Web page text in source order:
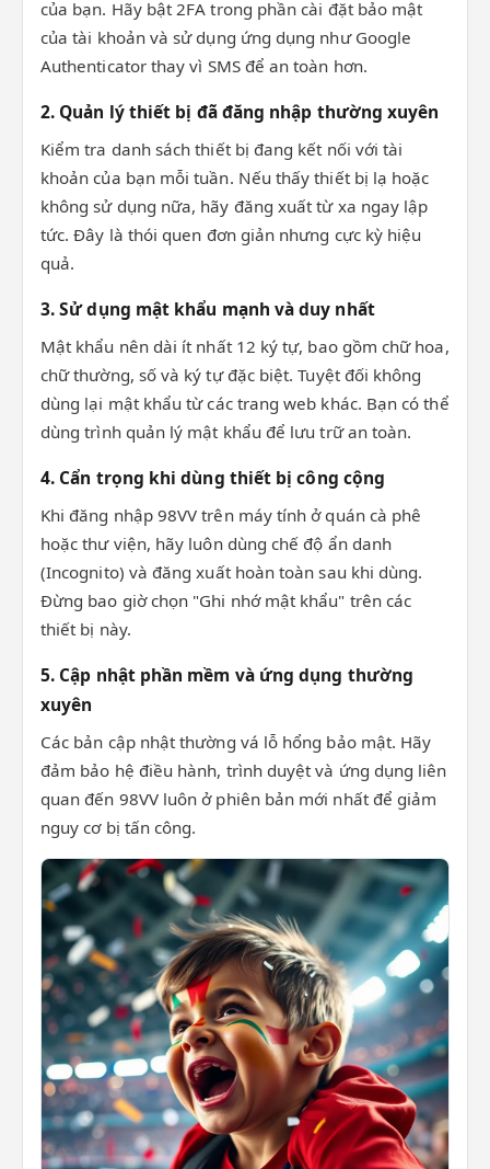
của bạn. Hãy bật 2FA trong phần cài đặt bảo mật
của tài khoản và sử dụng ứng dụng như Google
Authenticator thay vì SMS để an toàn hơn.
2. Quản lý thiết bị đã đăng nhập thường xuyên
Kiểm tra danh sách thiết bị đang kết nối với tài
khoản của bạn mỗi tuần. Nếu thấy thiết bị lạ hoặc
không sử dụng nữa, hãy đăng xuất từ xa ngay lập
tức. Đây là thói quen đơn giản nhưng cực kỳ hiệu
quả.
3. Sử dụng mật khẩu mạnh và duy nhất
Mật khẩu nên dài ít nhất 12 ký tự, bao gồm chữ hoa,
chữ thường, số và ký tự đặc biệt. Tuyệt đối không
dùng lại mật khẩu từ các trang web khác. Bạn có thể
dùng trình quản lý mật khẩu để lưu trữ an toàn.
4. Cẩn trọng khi dùng thiết bị công cộng
Khi đăng nhập 98VV trên máy tính ở quán cà phê
hoặc thư viện, hãy luôn dùng chế độ ẩn danh
(Incognito) và đăng xuất hoàn toàn sau khi dùng.
Đừng bao giờ chọn "Ghi nhớ mật khẩu" trên các
thiết bị này.
5. Cập nhật phần mềm và ứng dụng thường
xuyên
Các bản cập nhật thường vá lỗ hổng bảo mật. Hãy
đảm bảo hệ điều hành, trình duyệt và ứng dụng liên
quan đến 98VV luôn ở phiên bản mới nhất để giảm
nguy cơ bị tấn công.